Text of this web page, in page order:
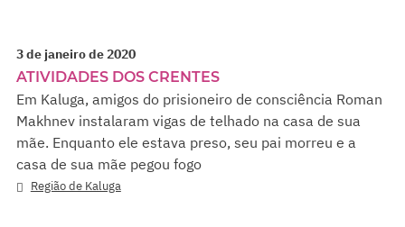
3 de janeiro de 2020
ATIVIDADES DOS CRENTES
Em Kaluga, amigos do prisioneiro de consciência Roman
Makhnev instalaram vigas de telhado na casa de sua
mãe. Enquanto ele estava preso, seu pai morreu e a
casa de sua mãe pegou fogo
Região de Kaluga